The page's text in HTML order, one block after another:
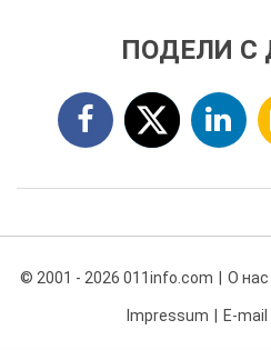
ПОДЕЛИ С
© 2001 - 2026 011info.com О нас
Impressum E-mail